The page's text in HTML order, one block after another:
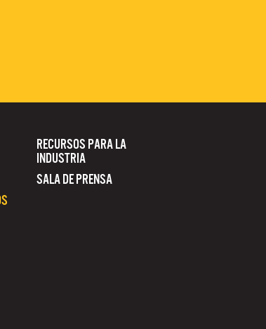
RECURSOS PARA LA
INDUSTRIA
SALA DE PRENSA